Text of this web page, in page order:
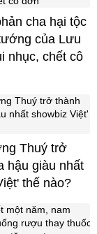
cha hại tộc
của Lưu
nhục, chết cô
Thuý trở
hậu giàu nhất
thế nào?